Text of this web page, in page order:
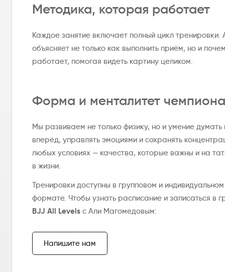
Методика, которая работает
Каждое занятие включает полный цикл тренировки.
объясняет не только как выполнить приём, но и
работает, помогая видеть картину целиком.
Форма и менталитет чемпиона
Мы развиваем не только физику, но и умение
вперёд, управлять эмоциями и сохранять
любых условиях — качества, которые важны и на
в жизни.
Тренировки доступны в групповом и индивидуальном
формате. Чтобы узнать расписание и записаться в
BJJ All Levels с Али Магомедовым:
Напишите нам